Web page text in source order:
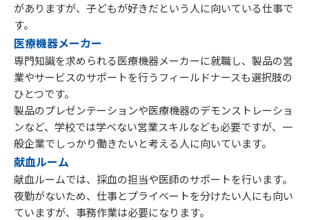
がありますが、子どもが好きだという人に向いている仕事で
す。
医療機器メーカー
専門知識を求められる医療機器メーカーに就職し、製品の営
業やサービスのサポートを行うフィールドナースも選択肢の
ひとつです。
製品のプレゼンテーションや医療機器のデモンストレーショ
ンなど、学校では学べない営業スキルなども必要ですが、一
般企業でしっかり働きたいと考える人に向いています。
献血ルーム
献血ルームでは、採血の担当や医師のサポートを行います。
夜勤がないため、仕事とプライベートを分けたい人にも向い
ていますが、事務作業は必要になります。